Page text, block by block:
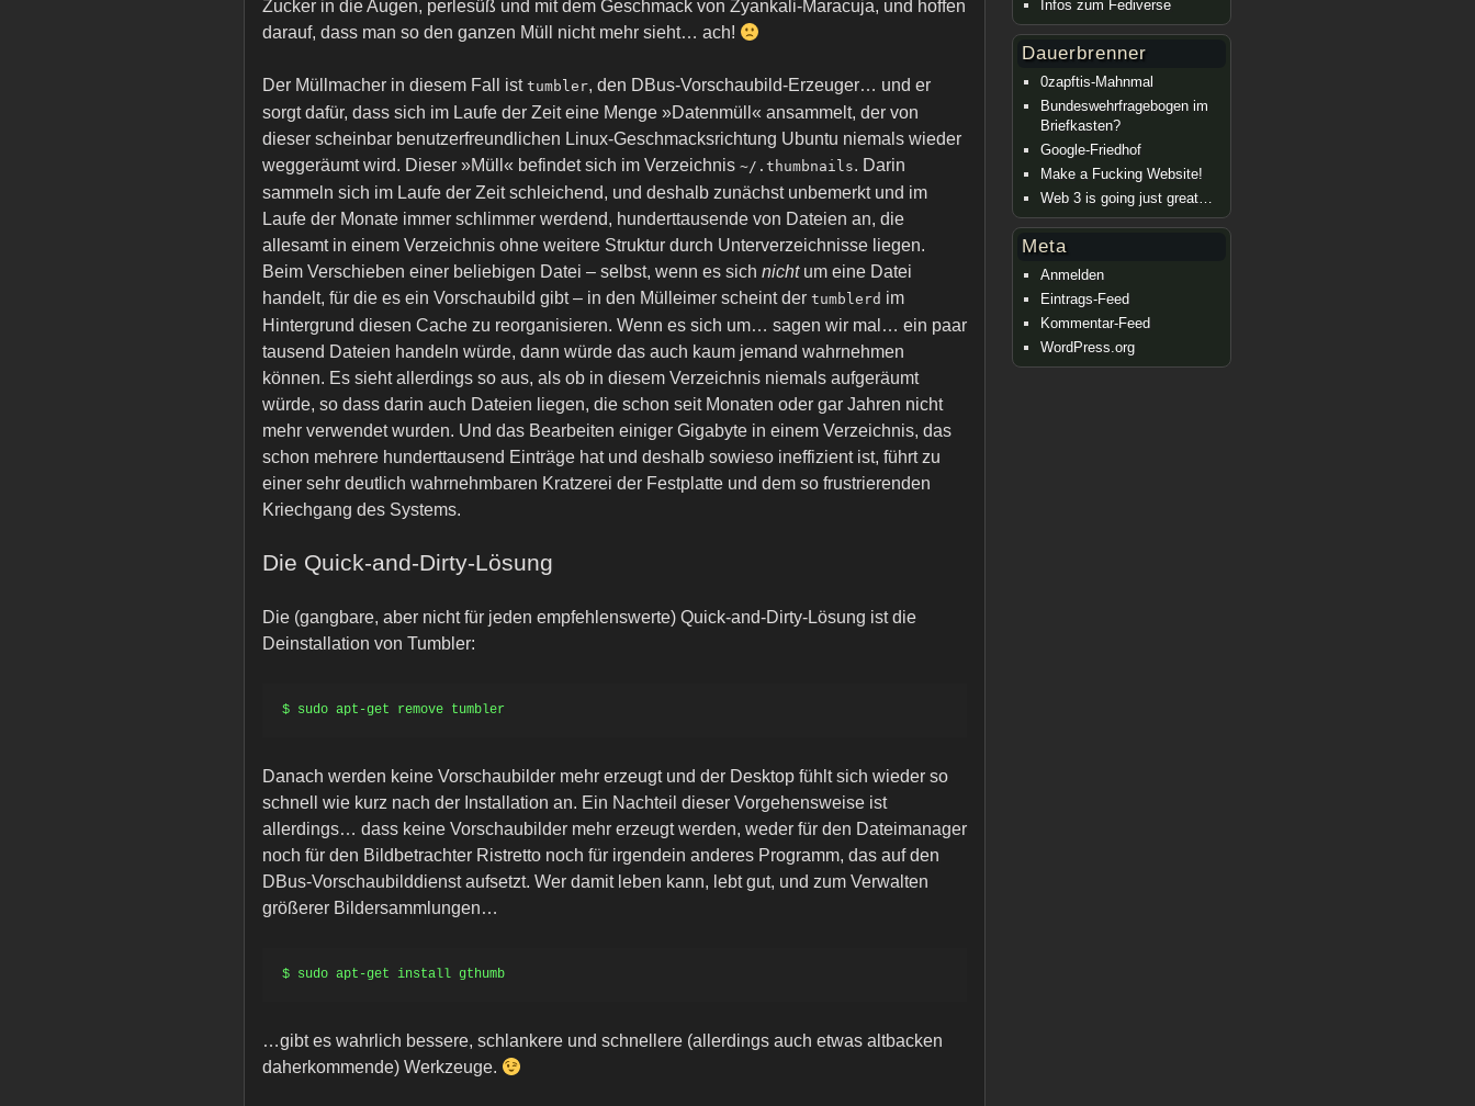
Zucker in die Augen, perlesüß und mit dem Geschmack von Zyankali-Maracuja, und hoffen
darauf, dass man so den ganzen Müll nicht mehr sieht… ach!
Der Müllmacher in diesem Fall ist tumbler, den DBus-Vorschaubild-Erzeuger… und er
sorgt dafür, dass sich im Laufe der Zeit eine Menge »Datenmüll« ansammelt, der von
dieser scheinbar benutzerfreundlichen Linux-Geschmacksrichtung Ubuntu niemals wieder
weggeräumt wird. Dieser »Müll« befindet sich im Verzeichnis ~/.thumbnails. Darin
sammeln sich im Laufe der Zeit schleichend, und deshalb zunächst unbemerkt und im
Laufe der Monate immer schlimmer werdend, hunderttausende von Dateien an, die
allesamt in einem Verzeichnis ohne weitere Struktur durch Unterverzeichnisse liegen.
Beim Verschieben einer beliebigen Datei – selbst, wenn es sich nichtum eine Datei
handelt, für die es ein Vorschaubild gibt – in den Mülleimer scheint der tumblerd im
Hintergrund diesen Cache zu reorganisieren. Wenn es sich um… sagen wir mal… ein paar
tausend Dateien handeln würde, dann würde das auch kaum jemand wahrnehmen
können. Es sieht allerdings so aus, als ob in diesem Verzeichnis niemals aufgeräumt
würde, so dass darin auch Dateien liegen, die schon seit Monaten oder gar Jahren nicht
mehr verwendet wurden. Und das Bearbeiten einiger Gigabyte in einem Verzeichnis, das
schon mehrere hunderttausend Einträge hat und deshalb sowieso ineffizient ist, führt zu
einer sehr deutlich wahrnehmbaren Kratzerei der Festplatte und dem so frustrierenden
Kriechgang des Systems.
Die Quick-and-Dirty-Lösung
Die (gangbare, aber nicht für jeden empfehlenswerte) Quick-and-Dirty-Lösung ist die
Deinstallation von Tumbler:
Danach werden keine Vorschaubilder mehr erzeugt und der Desktop fühlt sich wieder so
schnell wie kurz nach der Installation an. Ein Nachteil dieser Vorgehensweise ist
allerdings… dass keine Vorschaubilder mehr erzeugt werden, weder für den Dateimanager
noch für den Bildbetrachter Ristretto noch für irgendein anderes Programm, das auf den
DBus-Vorschaubilddienst aufsetzt. Wer damit leben kann, lebt gut, und zum Verwalten
größerer Bildersammlungen…
…gibt es wahrlich bessere, schlankere und schnellere (allerdings auch etwas altbacken
daherkommende) Werkzeuge.
Infos zum Fediverse
Dauerbrenner
0zapftis-Mahnmal
Bundeswehrfragebogen im
Briefkasten?
Google-Friedhof
Make a Fucking Website!
Web 3 is going just great…
Meta
Anmelden
Eintrags-Feed
Kommentar-Feed
WordPress.org